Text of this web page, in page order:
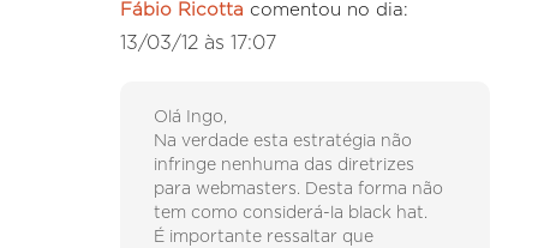
Fábio Ricotta comentou no dia:
13/03/12 às 17:07
Olá Ingo,
Na verdade esta estratégia não
infringe nenhuma das diretrizes
para webmasters. Desta forma não
tem como considerá-la black hat.
É importante ressaltar que